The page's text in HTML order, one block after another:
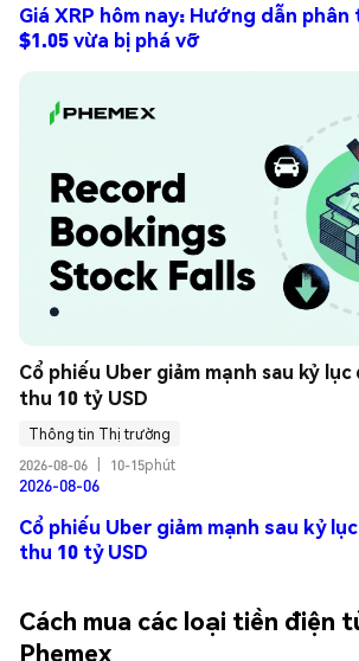
Giá XRP hôm nay: Hướng dẫn
$1.05 vừa bị phá vỡ
Cổ phiếu Uber giảm mạnh sau kỷ
thu 10 tỷ USD
Thông tin Thị trường
2026-08-06
10-15phút
2026-08-06
Cổ phiếu Uber giảm mạnh sau kỷ
thu 10 tỷ USD
Cách mua các loại tiền điện
Phemex